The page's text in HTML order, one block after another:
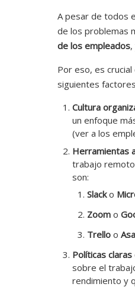
A pesar de todos
de los problemas
de los empleados
Por eso, es
siguientes
Cultura
un enfoque
(ver a los
Herramientas
trabajo remoto
son:
Slacko
Zoom o
Trello o
Políticas
sobre el
rendimiento y